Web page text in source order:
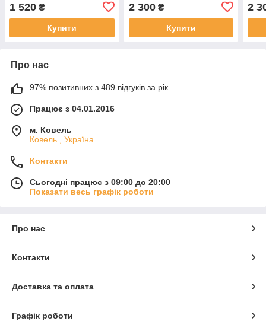
1 520 ₴
Купити
2 300₴
Купити
2
Про нас
97% позитивних з 489 відгуків за рік
Працює з 04.01.2016
м. Ковель
Ковель , Україна
Контакти
Сьогодні працює з 09:00 до 20:00
Показати весь графік роботи
Про нас
Контакти
Доставка та оплата
Графік роботи